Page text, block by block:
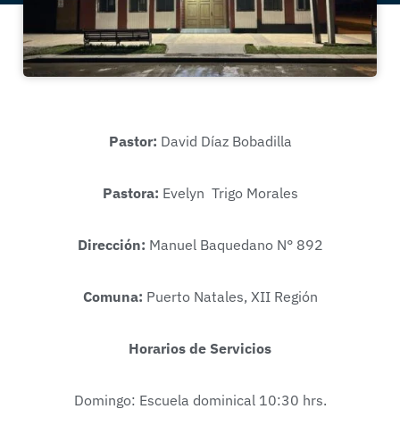
Pastor: David Díaz Bobadilla
Pastora: Evelyn Trigo Morales
Dirección: Manuel Baquedano N° 892
Comuna: Puerto Natales, XII Región
Horarios de Servicios
Domingo: Escuela dominical 10:30 hrs.